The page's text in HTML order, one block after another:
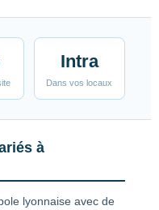
Intra
Dans vos locaux
à
lyonnaise avec de